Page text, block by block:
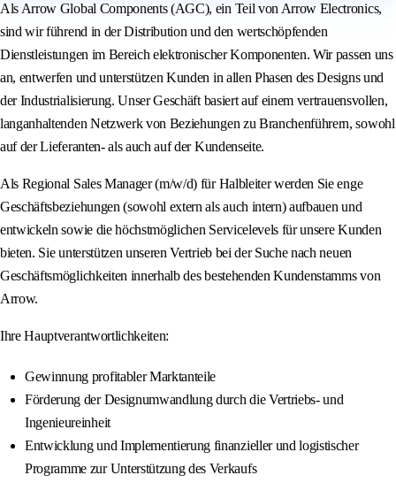
Als Arrow Global Components (AGC), ein Teil von Arrow Electronics,
sind wir führend in der Distribution und den wertschöpfenden
Dienstleistungen im Bereich elektronischer Komponenten. Wir passen uns
an, entwerfen und unterstützen Kunden in allen Phasen des Designs und
der Industrialisierung. Unser Geschäft basiert auf einem vertrauensvollen,
langanhaltenden Netzwerk von Beziehungen zu Branchenführern, sowohl
auf der Lieferanten- als auch auf der Kundenseite.
Als Regional Sales Manager (m/w/d) für Halbleiter werden Sie enge
Geschäftsbeziehungen (sowohl extern als auch intern) aufbauen und
entwickeln sowie die höchstmöglichen Servicelevels für unsere Kunden
bieten. Sie unterstützen unseren Vertrieb bei der Suche nach neuen
Geschäftsmöglichkeiten innerhalb des bestehenden Kundenstamms von
Arrow.
Ihre Hauptverantwortlichkeiten:
Gewinnung profitabler Marktanteile
Förderung der Designumwandlung durch die Vertriebs- und
Ingenieureinheit
Entwicklung und Implementierung finanzieller und logistischer
Programme zur Unterstützung des Verkaufs